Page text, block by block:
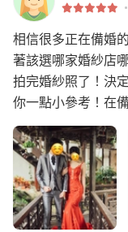
相信很多正在備婚
著該選哪家婚紗店
拍完婚紗照了！決
你一點小參考！在